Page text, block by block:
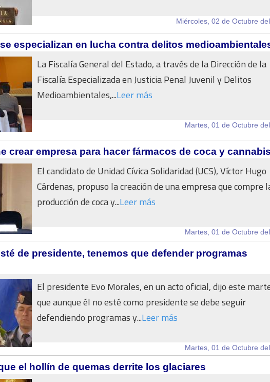
Miércoles, 02 de Octubre
especializan en lucha contra delitos
La Fiscalía General del Estado, a través de la Dirección de la
Fiscalía Especializada en Justicia Penal Juvenil y Delitos
Medioambientales,...Leer más
Martes, 01 de Octubre
crear empresa para hacer fármacos de coca y cannabis
El candidato de Unidad Cívica Solidaridad (UCS), Víctor Hugo
Cárdenas, propuso la creación de una empresa que compre
producción de coca y...Leer más
Martes, 01 de Octubre
de presidente, tenemos que defender programas
El presidente Evo Morales, en un acto oficial, dijo este
que aunque él no esté como presidente se debe seguir
defendiendo programas y...Leer más
Martes, 01 de Octubre
el hollín de quemas derrite los glaciares